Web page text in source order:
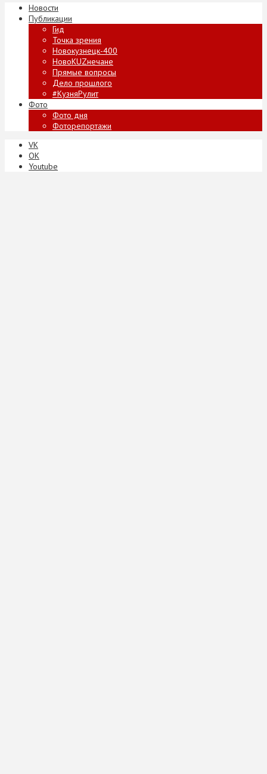
Новости
Публикации
Гид
Точка зрения
Новокузнецк-400
НовоKUZнечане
Прямые вопросы
Дело прошлого
#КузняРулит
Фото
Фото дня
Фоторепортажи
VK
ОК
Youtube